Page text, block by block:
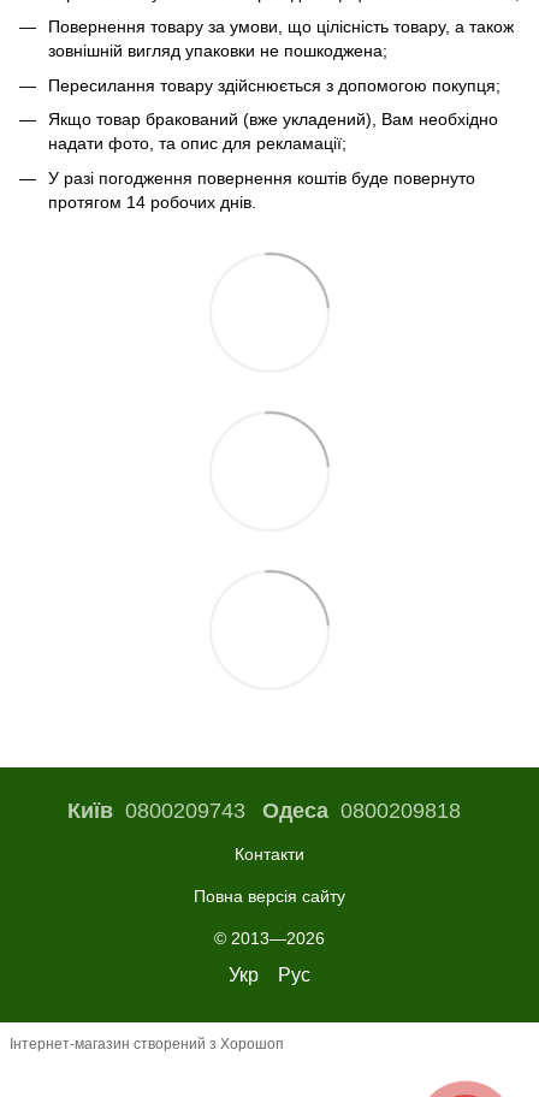
Повернення товару за умови, що цілісність товару, а також
зовнішній вигляд упаковки не пошкоджена;
Пересилання товару здійснюється з допомогою покупця;
Якщо товар бракований (вже укладений), Вам необхідно
надати фото, та опис для рекламації;
У разі погодження повернення коштів буде повернуто
протягом 14 робочих днів.
Київ0800209743 Одеса0800209818
Контакти
Повна версія сайту
© 2013—2026
Укр Рус
Інтернет-магазин створений з Хорошоп